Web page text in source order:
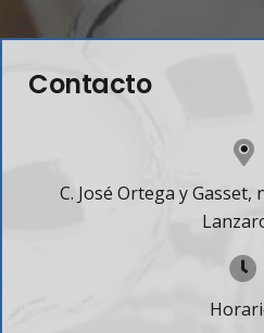
Contacto
C. José Ortega y Gasset,